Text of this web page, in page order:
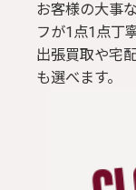
お客様の大事
フが1点1点丁
出張買取や宅
も選べます。